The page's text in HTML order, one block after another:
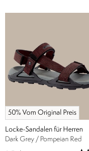
50% Vom Original Preis
Locke-Sandalen für Herren
Dark Grey / Pompeian Red